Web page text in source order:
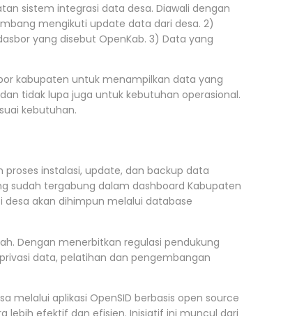
sistem integrasi data desa. Diawali dengan
mengikuti update data dari desa. 2)
yang disebut OpenKab. 3) Data yang
kabupaten untuk menampilkan data yang
tidak lupa juga untuk kebutuhan operasional.
kebutuhan.
instalasi, update, dan backup data
sudah tergabung dalam dashboard Kabupaten
desa akan dihimpun melalui database
Dengan menerbitkan regulasi pendukung
data, pelatihan dan pengembangan
melalui aplikasi OpenSID berbasis open source
efektif dan efisien. Inisiatif ini muncul dari